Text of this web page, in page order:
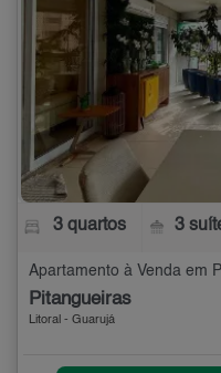
3 quartos 3
Apartamento à Venda em
Pitangueiras
Litoral - Guarujá